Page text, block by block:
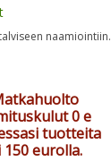
naamiointiin.
0 e
tuotteita
150 eurolla.